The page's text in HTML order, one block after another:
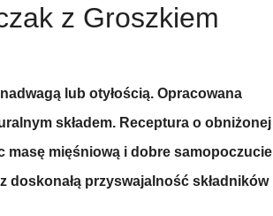
z Groszkiem
lub otyłością. Opracowana
składem. Receptura o obniżonej
masę mięśniową i dobre samopoczucie
doskonałą przyswajalność składników